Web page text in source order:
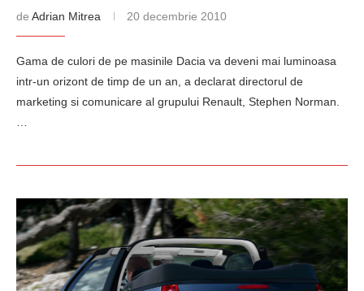
de Adrian Mitrea 20 decembrie 2010
Gama de culori de pe masinile Dacia va deveni mai luminoasa
intr-un orizont de timp de un an, a declarat directorul de
marketing si comunicare al grupului Renault, Stephen Norman.